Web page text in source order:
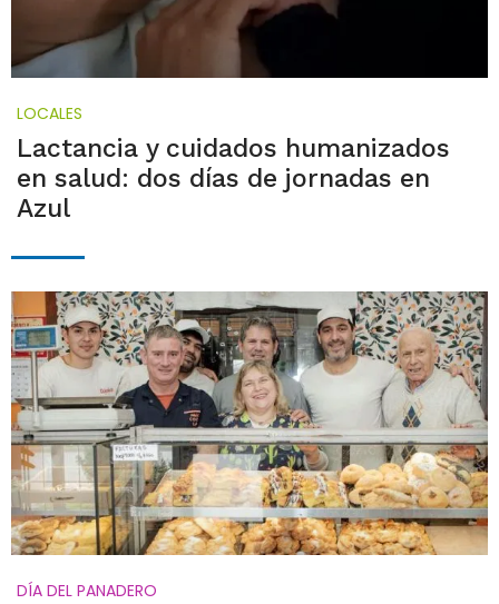
LOCALES
Lactancia y cuidados humanizados
en salud: dos días de jornadas en
Azul
DÍA DEL PANADERO